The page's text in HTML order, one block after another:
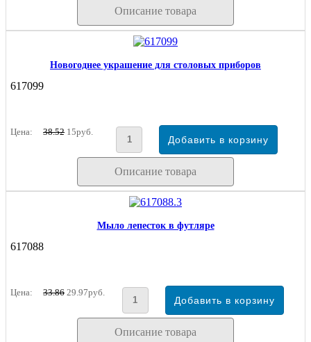
Описание товара
Новогоднее украшение для столовых приборов
617099
Цена: 38.52 15руб.
Описание товара
Мыло лепесток в футляре
617088
Цена: 33.86 29.97руб.
Описание товара